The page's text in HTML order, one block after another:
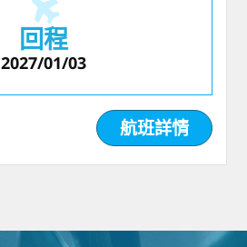
回程
2027/01/03
航班詳情